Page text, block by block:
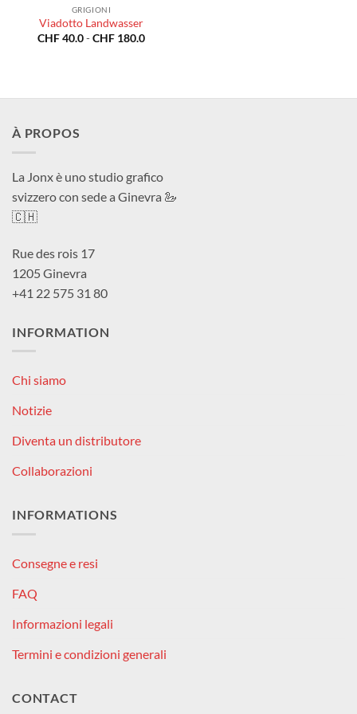
GRIGIONI
Viadotto Landwasser
CHF40.0-CHF 180.0Fascia
CHF 180.0
À PROPOS
La Jonx è uno studio grafico
svizzero con sede a Ginevra 🦢
🇨🇭
Rue des rois 17
1205 Ginevra
+41 22 575 31 80
INFORMATION
Chi siamo
Notizie
Diventa un distributore
Collaborazioni
INFORMATIONS
Consegne e resi
FAQ
Informazioni legali
Termini e condizioni generali
CONTACT